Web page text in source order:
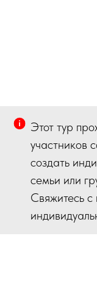
Этот тур
участников
создать
семьи или
Свяжитесь с